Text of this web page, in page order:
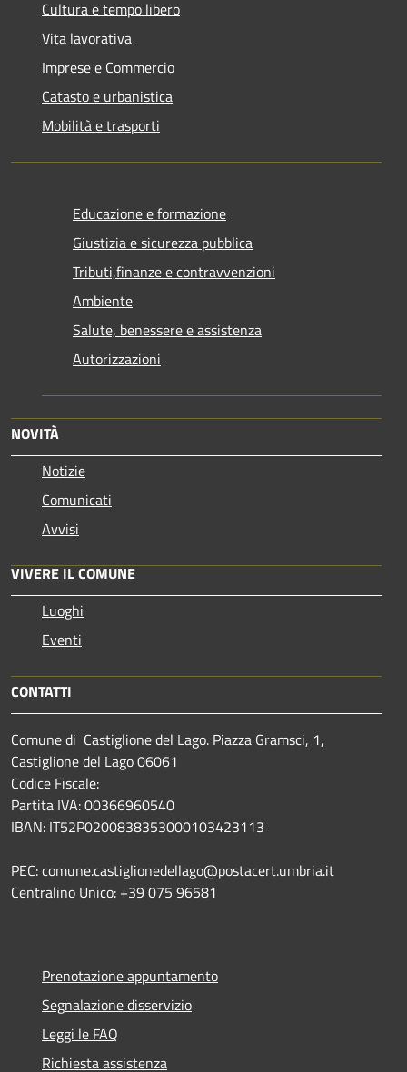
Cultura e tempo libero
Vita lavorativa
Imprese e Commercio
Catasto e urbanistica
Mobilità e trasporti
Educazione e formazione
Giustizia e sicurezza pubblica
Tributi,finanze e contravvenzioni
Ambiente
Salute, benessere e assistenza
Autorizzazioni
NOVITÀ
Notizie
Comunicati
Avvisi
VIVERE IL COMUNE
Luoghi
Eventi
CONTATTI
Comune di Castiglione del Lago. Piazza Gramsci, 1,
Castiglione del Lago 06061
Codice Fiscale:
Partita IVA: 00366960540
IBAN: IT52P0200838353000103423113
PEC: comune.castiglionedellago@postacert.umbria.it
Centralino Unico: +39 075 96581
Prenotazione appuntamento
Segnalazione disservizio
Leggi le FAQ
Richiesta assistenza